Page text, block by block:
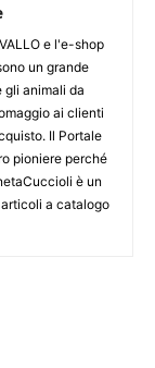
e l'e-shop
un grande
animali da
ai clienti
Il Portale
pioniere perché
è un
a catalogo